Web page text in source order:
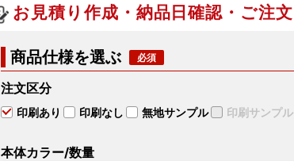
お見積り作成・納品日確認・ご注文
商品仕様を選ぶ
注文区分
印刷あり 印刷なし 無地サンプル 印刷サンプル
本体カラー/数量